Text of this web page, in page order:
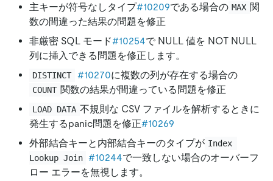
主キーが符号なしタイプ#10209である場合の MAX 関
数の間違った結果の問題を修正
非厳密 SQL モード#10254で NULL 値を NOT NULL
列に挿入できる問題を修正します。
DISTINCT #10270に複数の列が存在する場合の
COUNT 関数の結果が間違っている問題を修正
LOAD DATA 不規則な CSV ファイルを解析するときに
発生するpanic問題を修正#10269
外部結合キーと内部結合キーのタイプが Index
Lookup Join #10244で一致しない場合のオーバーフ
ロー エラーを無視します。